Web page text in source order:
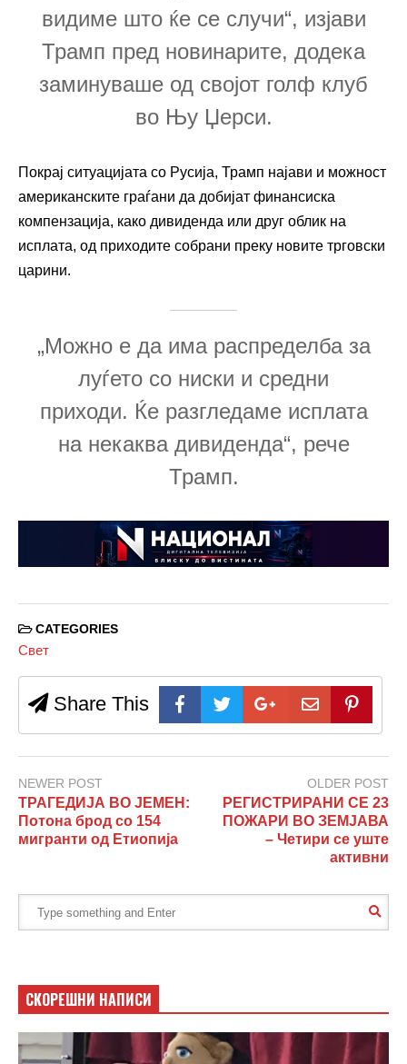
видиме што ќе се случи“, изјави
Трамп пред новинарите, додека
заминуваше од својот голф клуб
во Њу Џерси.
Покрај ситуацијата со Русија, Трамп најави и можност
американските граѓани да добијат финансиска
компензација, како дивиденда или друг облик на
исплата, од приходите собрани преку новите трговски
царини.
„Можно е да има распределба за
луѓето со ниски и средни
приходи. Ќе разгледаме исплата
на некаква дивиденда“, рече
Трамп.
CATEGORIES
Свет
Share This
NEWER POST
ТРАГЕДИЈА ВО ЈЕМЕН:
Потона брод со 154
мигранти од Етиопија
OLDER POST
РЕГИСТРИРАНИ СЕ 23
ПОЖАРИ ВО ЗЕМЈАВА
– Четири се уште
активни
СКОРЕШНИ НАПИСИ